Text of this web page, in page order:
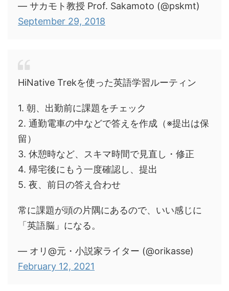
— サカモト教授 Prof. Sakamoto (@pskmt)
September 29, 2018
HiNative Trekを使った英語学習ルーティン
1. 朝、出勤前に課題をチェック
2. 通勤電車の中などで答えを作成（※提出は保
留）
3. 休憩時など、スキマ時間で見直し・修正
4. 帰宅後にもう一度確認し、提出
5. 夜、前日の答え合わせ
常に課題が頭の片隅にあるので、いい感じに
「英語脳」になる。
— オリ@元・小説家ライター (@orikasse)
February 12, 2021